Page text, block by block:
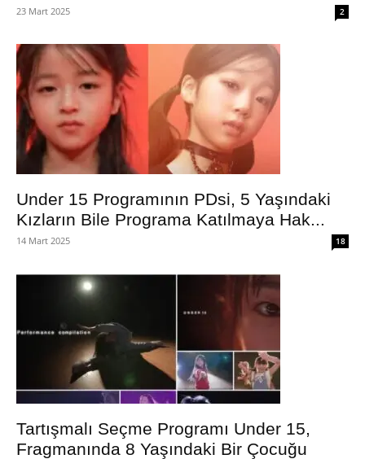
23 Mart 2025 2
Under 15 Programının PDsi, 5 Yaşındaki
Kızların Bile Programa Katılmaya Hak...
14 Mart 2025 18
Tartışmalı Seçme Programı Under 15,
Fragmanında 8 Yaşındaki Bir Çocuğu